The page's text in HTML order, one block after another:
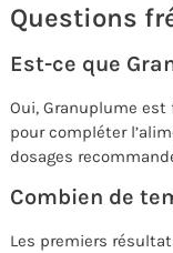
Questions
Est-ce que
Oui, Granuplume est
pour compléter
dosages
Combien de
Les premiers